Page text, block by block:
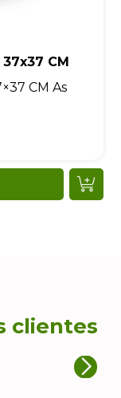
CM
CM As
clientes